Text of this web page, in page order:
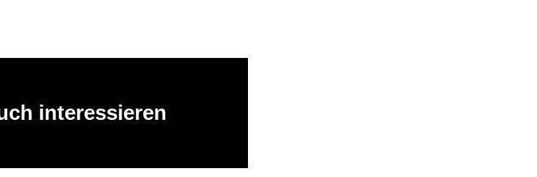
interessieren